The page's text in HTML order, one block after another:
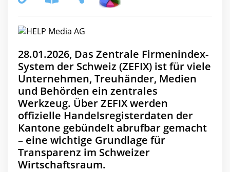
28.01.2026, Das Zentrale Firmenindex-
System der Schweiz (ZEFIX) ist für viele
Unternehmen, Treuhänder, Medien
und Behörden ein zentrales
Werkzeug. Über ZEFIX werden
offizielle Handelsregisterdaten der
Kantone gebündelt abrufbar gemacht
– eine wichtige Grundlage für
Transparenz im Schweizer
Wirtschaftsraum.